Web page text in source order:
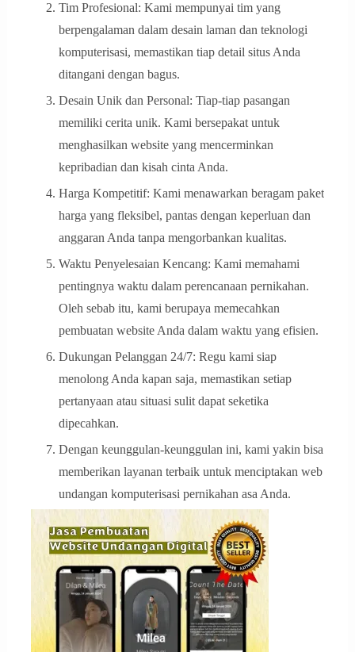
Tim Profesional: Kami mempunyai tim yang
berpengalaman dalam desain laman dan teknologi
komputerisasi, memastikan tiap detail situs Anda
ditangani dengan bagus.
Desain Unik dan Personal: Tiap-tiap pasangan
memiliki cerita unik. Kami bersepakat untuk
menghasilkan website yang mencerminkan
kepribadian dan kisah cinta Anda.
Harga Kompetitif: Kami menawarkan beragam paket
harga yang fleksibel, pantas dengan keperluan dan
anggaran Anda tanpa mengorbankan kualitas.
Waktu Penyelesaian Kencang: Kami memahami
pentingnya waktu dalam perencanaan pernikahan.
Oleh sebab itu, kami berupaya memecahkan
pembuatan website Anda dalam waktu yang efisien.
Dukungan Pelanggan 24/7: Regu kami siap
menolong Anda kapan saja, memastikan setiap
pertanyaan atau situasi sulit dapat seketika
dipecahkan.
Dengan keunggulan-keunggulan ini, kami yakin bisa
memberikan layanan terbaik untuk menciptakan web
undangan komputerisasi pernikahan asa Anda.